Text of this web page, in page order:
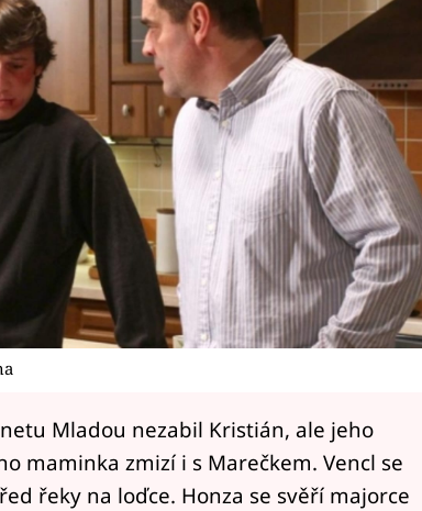
Mladou nezabil Kristián, ale jeho
maminka zmizí i s Marečkem. Vencl se
řeky na loďce. Honza se svěří majorce